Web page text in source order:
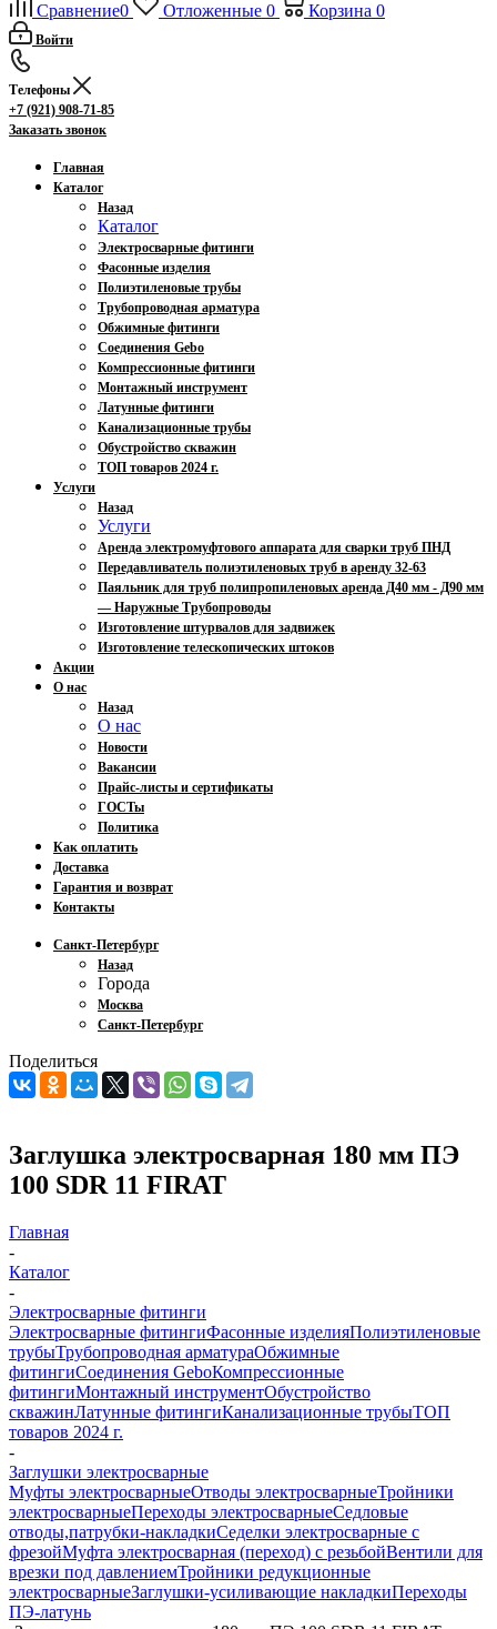
Сравнение0 Отложенные 0 Корзина 0
Войти
Телефоны
+7 (921) 908-71-85
Заказать звонок
Главная
Каталог
Назад
Каталог
Электросварные фитинги
Фасонные изделия
Полиэтиленовые трубы
Трубопроводная арматура
Обжимные фитинги
Соединения Gebo
Компрессионные фитинги
Монтажный инструмент
Латунные фитинги
Канализационные трубы
Обустройство скважин
ТОП товаров 2024 г.
Услуги
Назад
Услуги
Аренда электромуфтового аппарата для сварки труб ПНД
Передавливатель полиэтиленовых труб в аренду 32-63
Паяльник для труб полипропиленовых аренда Д40 мм - Д90 мм
— Наружные Трубопроводы
Изготовление штурвалов для задвижек
Изготовление телескопических штоков
Акции
О нас
Назад
О нас
Новости
Вакансии
Прайс-листы и сертификаты
ГОСТы
Политика
Как оплатить
Доставка
Гарантия и возврат
Контакты
Санкт-Петербург
Назад
Города
Москва
Санкт-Петербург
Поделиться
Заглушка электросварная 180 мм ПЭ
100 SDR 11 FIRAT
Главная
-
Каталог
-
Электросварные фитинги
Электросварные фитингиФасонные изделияПолиэтиленовые
трубыТрубопроводная арматураОбжимные
фитингиСоединения GeboКомпрессионные
фитингиМонтажный инструментОбустройство
скважинЛатунные фитингиКанализационные трубыТОП
товаров 2024 г.
-
Заглушки электросварные
Муфты электросварныеОтводы электросварныеТройники
электросварныеПереходы электросварныеСедловые
отводы,патрубки-накладкиСеделки электросварные с
фрезойМуфта электросварная (переход) с резьбойВентили для
врезки под давлениемТройники редукционные
электросварныеЗаглушки-усиливающие накладкиПереходы
ПЭ-латунь